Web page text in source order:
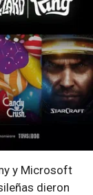
y Microsoft
dieron